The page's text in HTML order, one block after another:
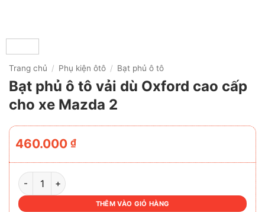
Trang chủ / Phụ kiện ôtô / Bạt phủ ô tô
Bạt phủ ô tô vải dù Oxford cao cấp
cho xe Mazda 2
460.000 ₫
BẠT PHỦ Ô TÔ VẢI DÙ OXFORD CAO CẤP CHO XE MAZDA
THÊM VÀO GIỎ HÀNG